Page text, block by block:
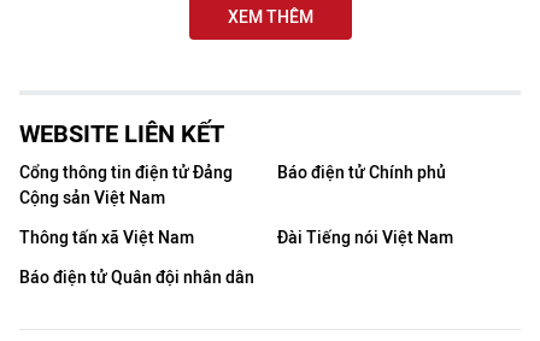
Chuyên trang TP. Hồ Chí Minh
CHUYÊN ĐỀ
XEM THÊM
WEBSITE LIÊN KẾT
Cổng thông tin điện tử Đảng
Cộng sản Việt Nam
Báo điện tử Chính phủ
Thông tấn xã Việt Nam
Đài Tiếng nói Việt Nam
Báo điện tử Quân đội nhân dân